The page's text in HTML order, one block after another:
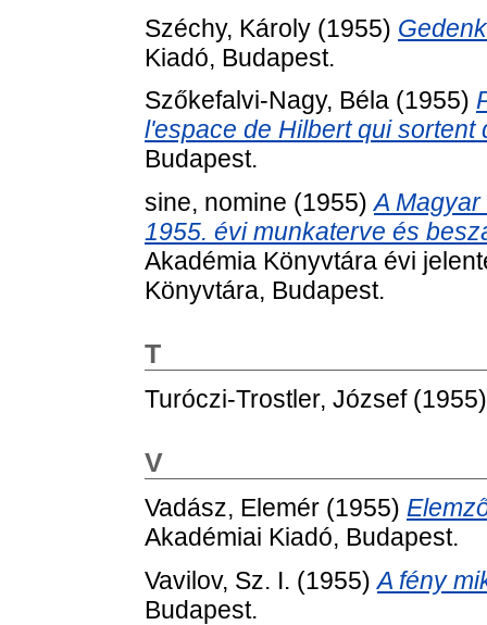
Széchy, Károly (1955)
Kiadó, Budapest.
Szőkefalvi-Nagy, Béla (1955)
l'espace de Hilbert qui sortent
Budapest.
sine, nomine (1955)A
1955. évi munkaterve és
Akadémia Könyvtára évi
Könyvtára, Budapest.
T
Turóczi-Trostler, József
V
Vadász, Elemér (1955)
Akadémiai Kiadó, Budapest.
Vavilov, Sz. I. (1955)A fény
Budapest.